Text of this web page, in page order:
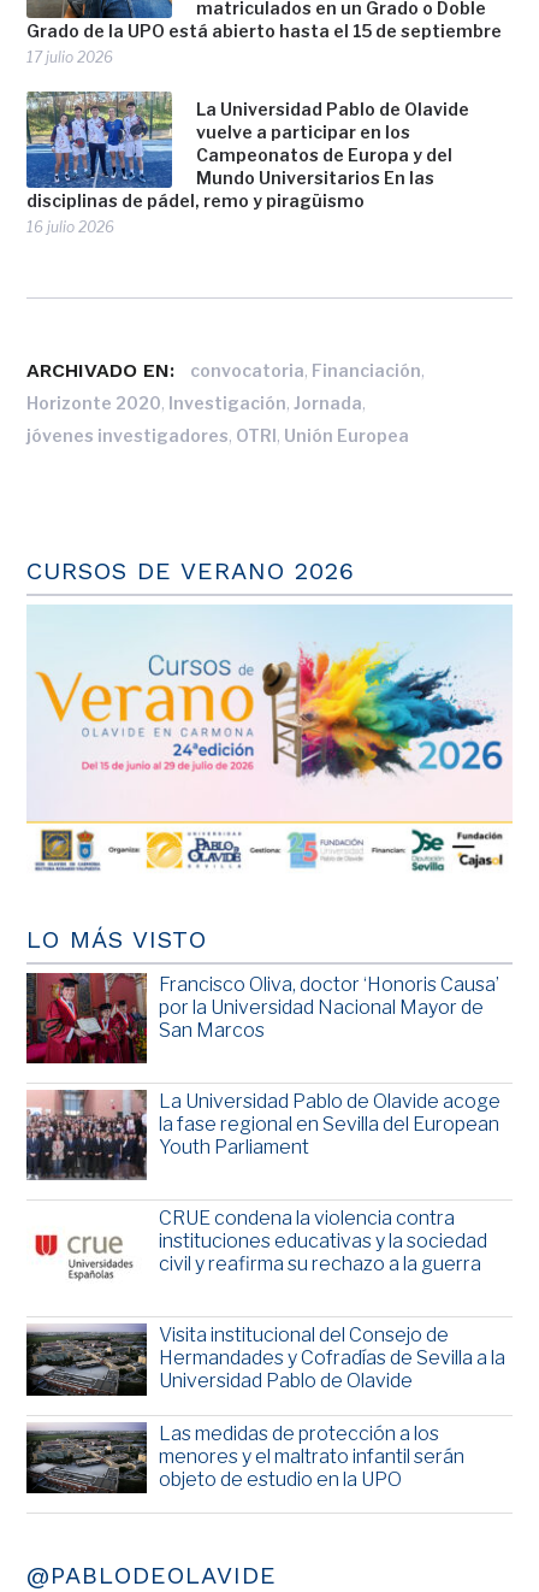
matriculados en un Grado o Doble
Grado de la UPO está abierto hasta el 15 de septiembre
17 julio 2026
La Universidad Pablo de Olavide
vuelve a participar en los
Campeonatos de Europa y del
Mundo Universitarios En las
disciplinas de pádel, remo y piragüismo
16 julio 2026
ARCHIVADO EN: convocatoria, Financiación,
Horizonte 2020, Investigación,Jornada,
jóvenes investigadores, OTRI, Unión Europea
CURSOS DE VERANO 2026
LO MÁS VISTO
Francisco Oliva, doctor ‘Honoris Causa’
por la Universidad Nacional Mayor de
San Marcos
La Universidad Pablo de Olavide acoge
la fase regional en Sevilla del European
Youth Parliament
CRUE condena la violencia contra
instituciones educativas y la sociedad
civil y reafirma su rechazo a la guerra
Visita institucional del Consejo de
Hermandades y Cofradías de Sevilla a la
Universidad Pablo de Olavide
Las medidas de protección a los
menores y el maltrato infantil serán
objeto de estudio en la UPO
@PABLODEOLAVIDE